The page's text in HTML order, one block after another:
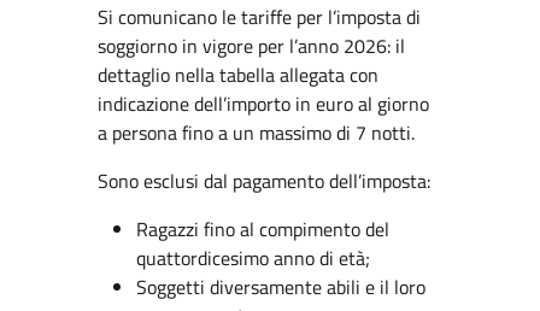
Si comunicano le tariffe per l’imposta di
soggiorno in vigore per l’anno 2026: il
dettaglio nella tabella allegata con
indicazione dell’importo in euro al giorno
a persona fino a un massimo di 7 notti.
Sono esclusi dal pagamento dell’imposta:
Ragazzi fino al compimento del
quattordicesimo anno di età;
Soggetti diversamente abili e il loro